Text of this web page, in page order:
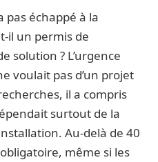
pas échappé à la
il un permis de
solution ? L’urgence
voulait pas d’un projet
il a compris
surtout de la
Au-delà de 40
même si les